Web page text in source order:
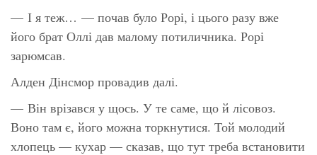
— І я теж… — почав було Рорі, і цього разу вже
його брат Оллі дав малому потиличника. Рорі
зарюмсав.
Алден Дінсмор провадив далі.
— Він врізався у щось. У те саме, що й лісовоз.
Воно там є, його можна торкнутися. Той молодий
хлопець — кухар — сказав, що тут треба встановити